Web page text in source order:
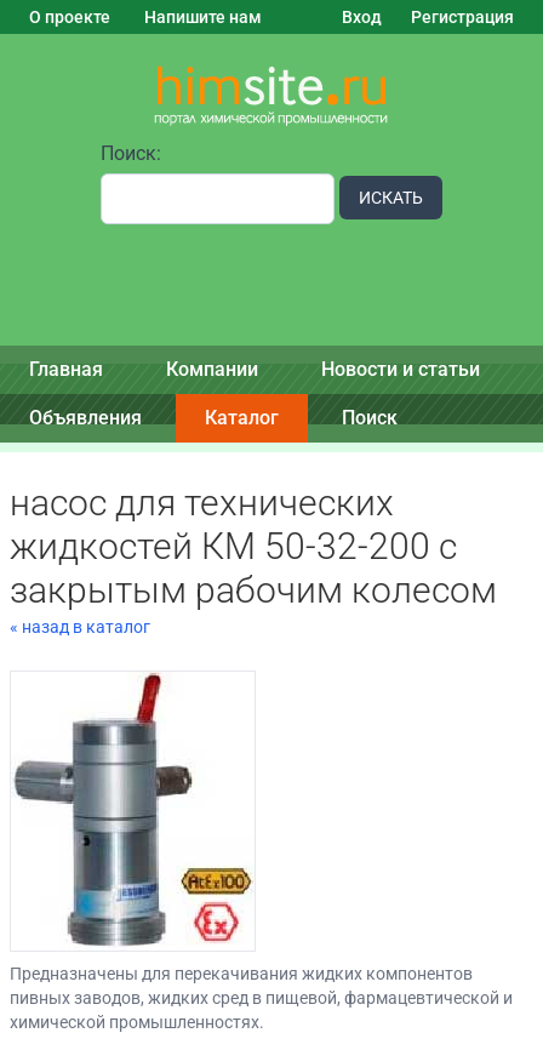
О проекте Напишите нам Вход Регистрация
Поиск:
ИСКАТЬ
Главная Компании Новости и статьи
Объявления Каталог Поиск
насос для технических
жидкостей КМ 50-32-200 с
закрытым рабочим колесом
« назад в каталог
Предназначены для перекачивания жидких компонентов
пивных заводов, жидких сред в пищевой, фармацевтической и
химической промышленностях.